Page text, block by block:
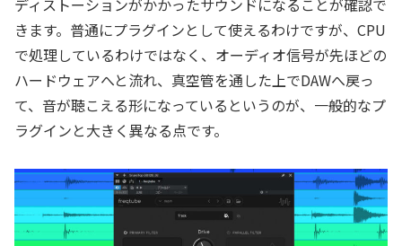
ディストーションがかかったサウンドになることが確認で
きます。普通にプラグインとして使えるわけですが、CPU
で処理しているわけではなく、オーディオ信号が先ほどの
ハードウェアへと流れ、真空管を通した上でDAWへ戻っ
て、音が聴こえる形になっているというのが、一般的なプ
ラグインと大きく異なる点です。